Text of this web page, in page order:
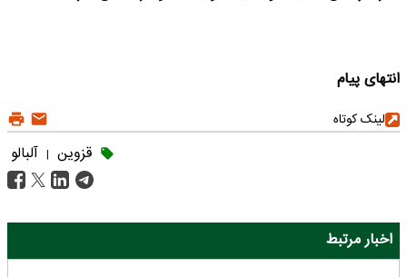
انتهای پیام
لینک کوتاه
قزوین | آلبالو
اخبار مرتبط